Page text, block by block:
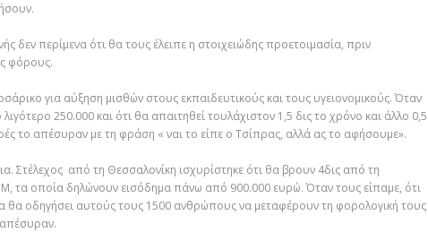
δεν περίμενα ότι θα τους έλειπε η στοιχειώδης προετοιμασία, πριν
φόρους.
για αύξηση μισθών στους εκπαιδευτικούς και τους υγειονομικούς. Όταν
λιγότερο 250.000 και ότι θα απαιτηθείτουλάχιστον 1,5 δις το χρόνο και άλλο 0,5
το απέσυραν μετη φράση « ναι το είπε ο Τσίπρας, αλλά αςτο αφήσουμε».
. Στέλεχος από τη Θεσσαλονίκη ισχυρίστηκε ότι θα βρουν 4δις από τη
τα οποία δηλώνουν εισόδημα πάνω από 900.000 ευρώ. Όταν τους είπαμε, ότι
θα οδηγήσει αυτούς τους 1500 ανθρώπους να μεταφέρουν τη φορολογική τους